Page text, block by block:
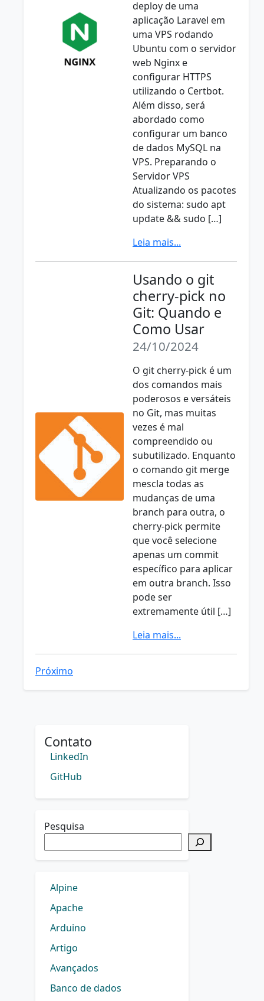
deploy de uma
aplicação Laravel em
uma VPS rodando
Ubuntu com o servidor
web Nginx e
configurar HTTPS
utilizando o Certbot.
Além disso, será
abordado como
configurar um banco
de dados MySQL na
VPS. Preparando o
Servidor VPS
Atualizando os pacotes
do sistema: sudo apt
update && sudo […]
Leia mais...
Usando o git
cherry-pick no
Git: Quando e
Como Usar
24/10/2024
O git cherry-pick é um
dos comandos mais
poderosos e versáteis
no Git, mas muitas
vezes é mal
compreendido ou
subutilizado. Enquanto
o comando git merge
mescla todas as
mudanças de uma
branch para outra, o
cherry-pick permite
que você selecione
apenas um commit
específico para aplicar
em outra branch. Isso
pode ser
extremamente útil […]
Leia mais...
Próximo
Contato
LinkedIn
GitHub
Pesquisa
Alpine
Apache
Arduino
Artigo
Avançados
Banco de dados